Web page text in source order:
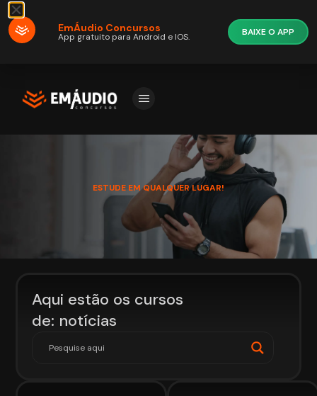
ESTUDE EM QUALQUER LUGAR!
Aqui estão os cursos
de: notícias
EmÁudio Concursos
App gratuito para Android e IOS. BAIXE O APP